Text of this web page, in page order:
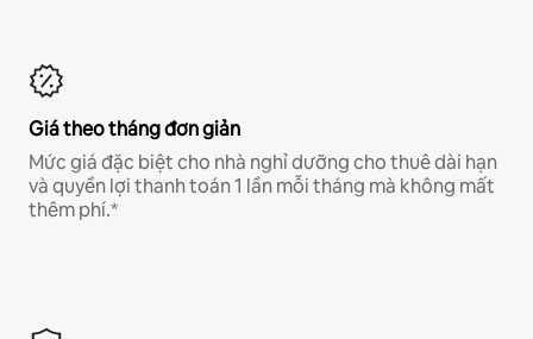
Giá theo tháng đơn giản
Mức giá đặc biệt cho nhà nghỉ dưỡng cho thuê dài hạn
và quyền lợi thanh toán 1 lần mỗi tháng mà không mất
thêm phí.*